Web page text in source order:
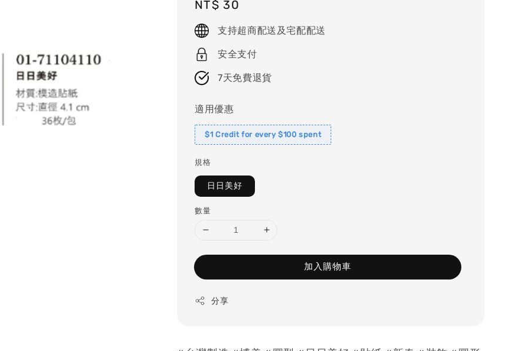
Regular
price
NT$ 30
支持超商配送及宅配配送
安全支付
7天免費退貨
適用優惠
$1 Credit for every $100 spent
規格
日日美好
數量
加入購物車
分享